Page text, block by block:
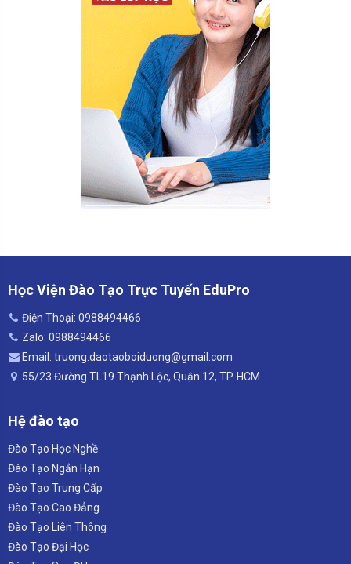
Học Viện Đào Tạo Trực Tuyến EduPro
Điện Thoại: 0988494466
Zalo: 0988494466
Email: truong.daotaoboiduong@gmail.com
55/23 Đường TL19 Thạnh Lộc, Quận 12, TP. HCM
Hệ đào tạo
Đào Tạo Học Nghề
Đào Tạo Ngắn Hạn
Đào Tạo Trung Cấp
Đào Tạo Cao Đẳng
Đào Tạo Liên Thông
Đào Tạo Đại Học